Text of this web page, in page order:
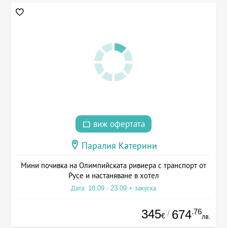
виж офертата
Паралия Катерини
Мини почивка на Олимпийската ривиера с транспорт от
Русе и настаняване в хотел
Дата: 18.09 - 23.09 + закуска
345€ / 674.76
лв.